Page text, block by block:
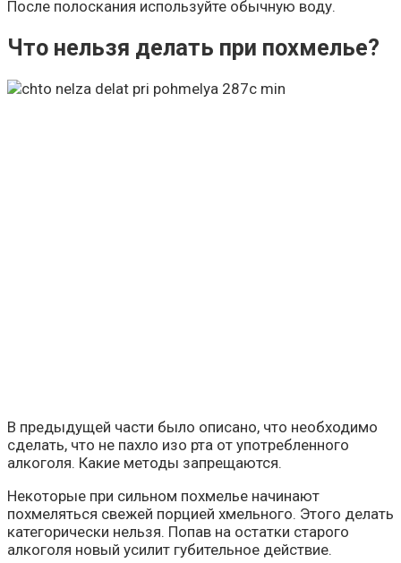
После полоскания используйте обычную воду.
Что нельзя делать при похмелье?
В предыдущей части было описано, что необходимо
сделать, что не пахло изо рта от употребленного
алкоголя. Какие методы запрещаются.
Некоторые при сильном похмелье начинают
похмеляться свежей порцией хмельного. Этого делать
категорически нельзя. Попав на остатки старого
алкоголя новый усилит губительное действие.